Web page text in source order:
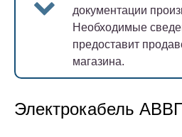
документации
Необходимые
предоставит
магазина.
Электрокабель